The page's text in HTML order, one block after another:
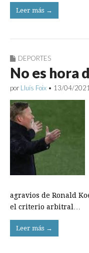
Leer más →
DEPORTES
No es hora
por Lluís Foix • 13/04/2021
agravios de Ronald
el criterio arbitral…
Leer más →